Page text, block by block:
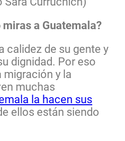
a Guatemala?
calidez de su gente y
dignidad. Por eso
migración y la
muchas
la hacen sus
ellos están siendo